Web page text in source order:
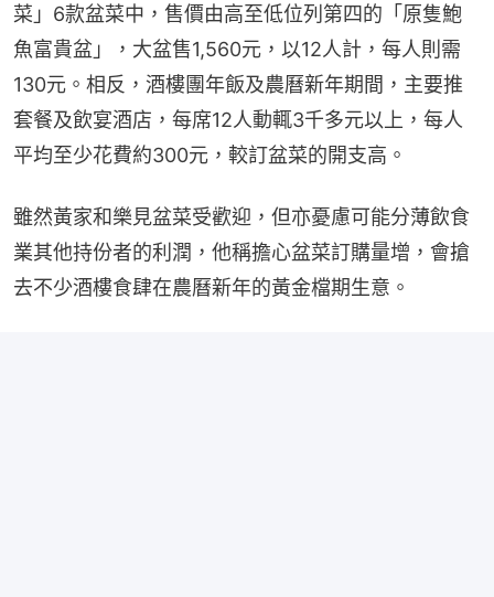
菜」6款盆菜中，售價由高至低位列第四的「原隻鮑
魚富貴盆」，大盆售1,560元，以12人計，每人則需
130元。相反，酒樓團年飯及農曆新年期間，主要推
套餐及飲宴酒店，每席12人動輒3千多元以上，每人
平均至少花費約300元，較訂盆菜的開支高。
雖然黃家和樂見盆菜受歡迎，但亦憂慮可能分薄飲食
業其他持份者的利潤，他稱擔心盆菜訂購量增，會搶
去不少酒樓食肆在農曆新年的黃金檔期生意。